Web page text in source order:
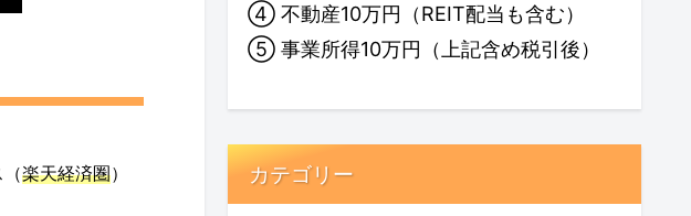
楽天経済圏）
④ 不動産10万円（REIT配当も含む）
⑤ 事業所得10万円（上記含め税引後）
カテゴリー